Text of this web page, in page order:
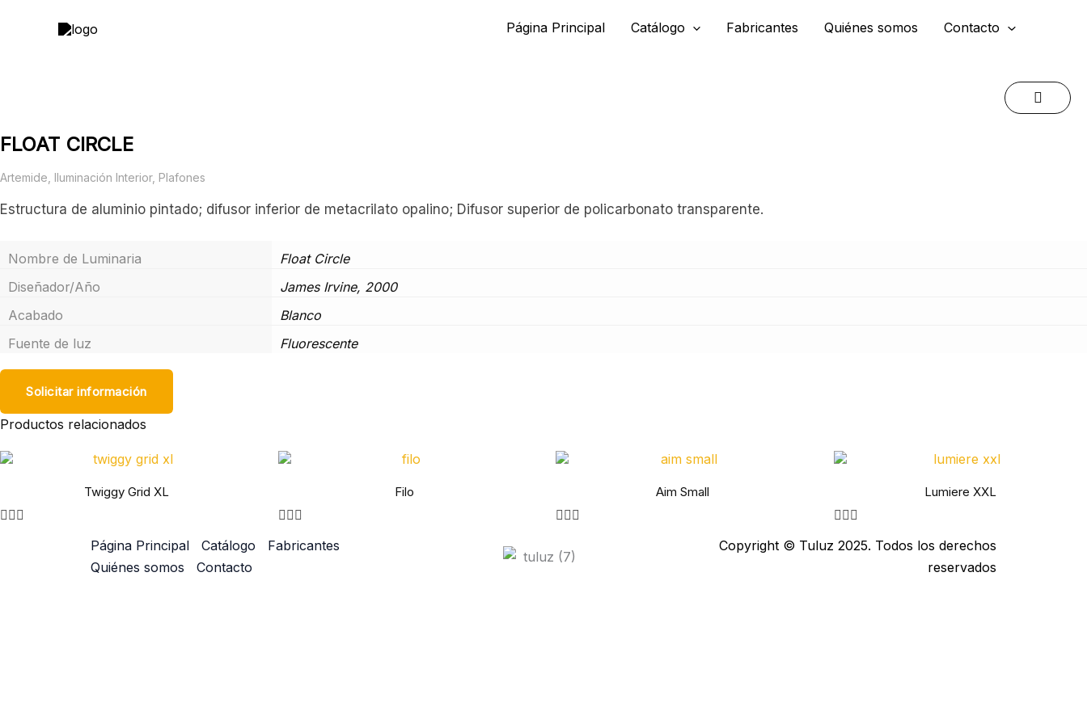
Página Principal Catálogo Fabricantes Quiénes somos Contacto
FLOAT CIRCLE
Artemide Iluminación Interior, Plafones
Estructura de aluminio pintado; difusor inferior de metacrilato opalino; Difusor superior de policarbonato transparente.
Nombre de Luminaria
Float Circle
Diseñador/Año
James Irvine, 2000
Acabado
Blanco
Fuente de luz
Fluorescente
Solicitar información
Productos relacionados
Twiggy Grid XL Filo Aim Small Lumiere XXL
Página Principal Catálogo
Fabricantes
Quiénes somos
Contacto
Copyright © Tuluz 2025. Todos los derechos
reservados